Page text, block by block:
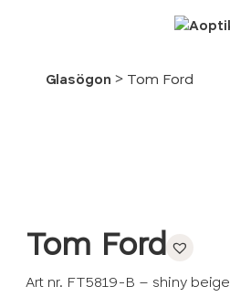
Glasögon > Tom Ford
Tom Ford
Art nr. FT5819-B – shiny beige